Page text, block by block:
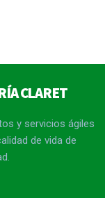
CLARET
y servicios ágiles
de vida de